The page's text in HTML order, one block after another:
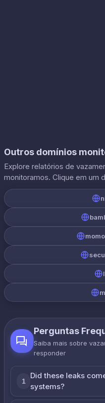
Outros domínios
Explore relatórios de
monitoramos. Clique em um
Perguntas
Saiba mais sobre
responder
1
Did these leaks
systems?